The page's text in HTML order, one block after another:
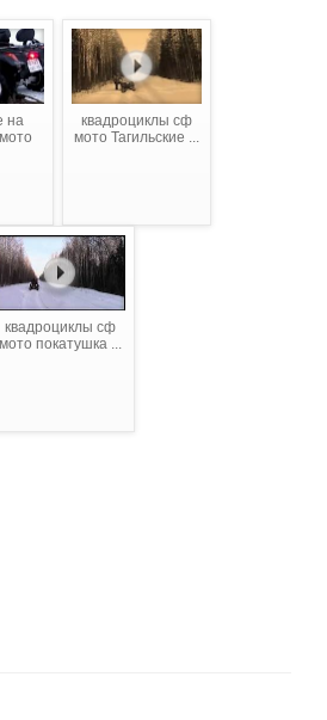
на
квадроциклы сф
мото Тагильские ...
квадроциклы сф
мото покатушка ...